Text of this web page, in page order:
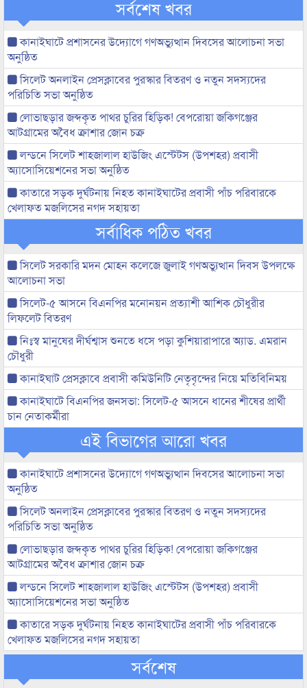
সর্বশেষ খবর
কানাইঘাটে প্রশাসনের উদ্যোগে গণঅভ্যুত্থান দিবসের আলোচনা সভা
অনুষ্ঠিত
সিলেট অনলাইন প্রেসক্লাবের পুরস্কার বিতরণ ও নতুন সদস্যদের
পরিচিতি সভা অনুষ্ঠিত
লোভাছড়ার জব্দকৃত পাথর চুরির হিড়িক! বেপরোয়া জকিগঞ্জের
আটগ্রামের অবৈধ ক্রাশার জোন চক্র
লন্ডনে সিলেট শাহজালাল হাউজিং এস্টেটস (উপশহর) প্রবাসী
অ্যাসোসিয়েশনের সভা অনুষ্ঠিত
কাতারে সড়ক দুর্ঘটনায় নিহত কানাইঘাটের প্রবাসী পাঁচ পরিবারকে
খেলাফত মজলিসের নগদ সহায়তা
সর্বাধিক পঠিত খবর
সিলেট সরকারি মদন মোহন কলেজে জুলাই গণঅভ্যুত্থান দিবস উপলক্ষে
আলোচনা সভা
সিলেট-৫ আসনে বিএনপির মনোনয়ন প্রত্যাশী আশিক চৌধুরীর
লিফলেট বিতরণ
নিঃস্ব মানুষের দীর্ঘশ্বাস শুনতে ধসে পড়া কুশিয়ারাপারে অ্যাড. এমরান
চৌধুরী
কানাইঘাট প্রেসক্লাবে প্রবাসী কমিউনিটি নেতৃবৃন্দের নিয়ে মতিবিনিময়
কানাইঘাটে বিএনপির জনসভা: সিলেট-৫ আসনে ধানের শীষের প্রার্থী
চান নেতাকর্মীরা
এই বিভাগের আরো খবর
কানাইঘাটে প্রশাসনের উদ্যোগে গণঅভ্যুত্থান দিবসের আলোচনা সভা
অনুষ্ঠিত
সিলেট অনলাইন প্রেসক্লাবের পুরস্কার বিতরণ ও নতুন সদস্যদের
পরিচিতি সভা অনুষ্ঠিত
লোভাছড়ার জব্দকৃত পাথর চুরির হিড়িক! বেপরোয়া জকিগঞ্জের
আটগ্রামের অবৈধ ক্রাশার জোন চক্র
লন্ডনে সিলেট শাহজালাল হাউজিং এস্টেটস (উপশহর) প্রবাসী
অ্যাসোসিয়েশনের সভা অনুষ্ঠিত
কাতারে সড়ক দুর্ঘটনায় নিহত কানাইঘাটের প্রবাসী পাঁচ পরিবারকে
খেলাফত মজলিসের নগদ সহায়তা
সর্বশেষ